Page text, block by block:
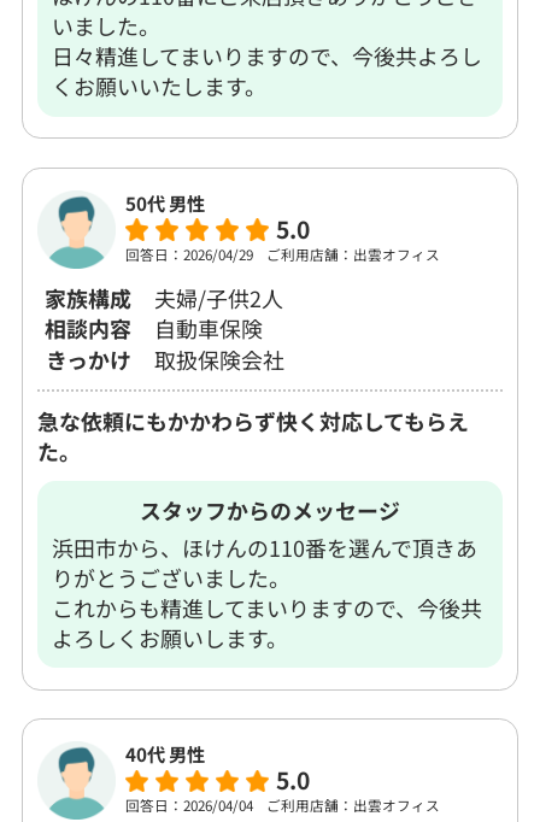
いました。
日々精進してまいりますので、今後共よろし
くお願いいたします。
50代 男性
5.0
回答日：2026/04/29 ご利用店舗：出雲オフィス
家族構成
夫婦/子供2人
相談内容
自動車保険
きっかけ
取扱保険会社
急な依頼にもかかわらず快く対応してもらえ
た。
スタッフからのメッセージ
浜田市から、ほけんの110番を選んで頂きあ
りがとうございました。
これからも精進してまいりますので、今後共
よろしくお願いします。
40代 男性
5.0
回答日：2026/04/04 ご利用店舗：出雲オフィス